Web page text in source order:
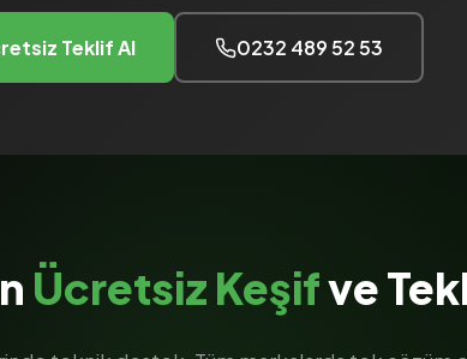
Teklif Al 0232 489 52 53
Ücretsiz Keşifve